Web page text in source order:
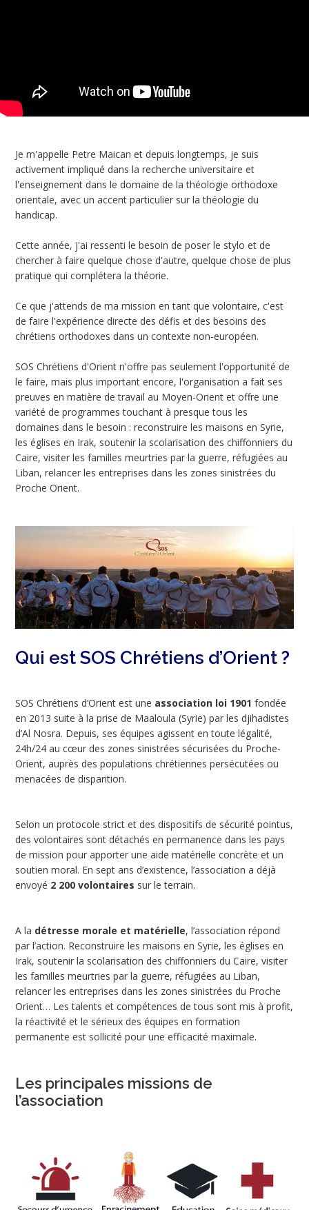
Je m'appelle Petre Maican et depuis longtemps, je suis
activement impliqué dans la recherche universitaire et
l'enseignement dans le domaine de la théologie orthodoxe
orientale, avec un accent particulier sur la théologie du
handicap.
Cette année, j'ai ressenti le besoin de poser le stylo et de
chercher à faire quelque chose d'autre, quelque chose de plus
pratique qui complétera la théorie.
Ce que j'attends de ma mission en tant que volontaire, c'est
de faire l'expérience directe des défis et des besoins des
chrétiens orthodoxes dans un contexte non-européen.
SOS Chrétiens d'Orient n'offre pas seulement l'opportunité de
le faire, mais plus important encore, l'organisation a fait ses
preuves en matière de travail au Moyen-Orient et offre une
variété de programmes touchant à presque tous les
domaines dans le besoin : reconstruire les maisons en Syrie,
les églises en Irak, soutenir la scolarisation des chiffonniers du
Caire, visiter les familles meurtries par la guerre, réfugiées au
Liban, relancer les entreprises dans les zones sinistrées du
Proche Orient.
Qui est SOS Chrétiens d’Orient ?
SOS Chrétiens d’Orient est une association loi 1901 fondée
en 2013 suite à la prise de Maaloula (Syrie) par les djihadistes
d’Al Nosra. Depuis, ses équipes agissent en toute légalité,
24h/24 au cœur des zones sinistrées sécurisées du Proche-
Orient, auprès des populations chrétiennes persécutées ou
menacées de disparition.
Selon un protocole strict et des dispositifs de sécurité pointus,
des volontaires sont détachés en permanence dans les pays
de mission pour apporter une aide matérielle concrète et un
soutien moral. En sept ans d’existence, l’association a déjà
envoyé 2 200 volontaires sur le terrain.
A la détresse morale et matérielle, l’association répond
par l’action. Reconstruire les maisons en Syrie, les églises en
Irak, soutenir la scolarisation des chiffonniers du Caire, visiter
les familles meurtries par la guerre, réfugiées au Liban,
relancer les entreprises dans les zones sinistrées du Proche
Orient… Les talents et compétences de tous sont mis à profit,
la réactivité et le sérieux des équipes en formation
permanente est sollicité pour une efficacité maximale.
Les principales missions de
l’association